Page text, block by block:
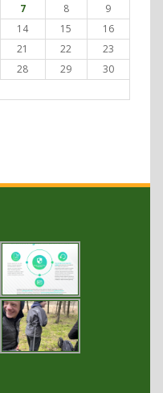
7 8
9
14 15
16
21 22
23
28 29
30